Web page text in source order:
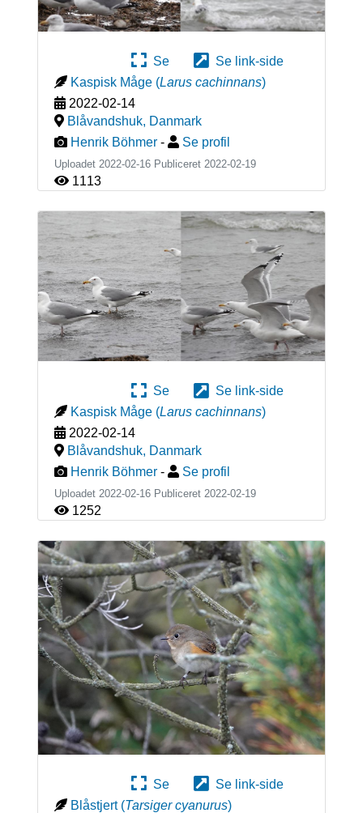
Se
Se link-side
Kaspisk Måge (Larus cachinnans)
2022-02-14
Blåvandshuk, Danmark
Henrik Böhmer - Se profil
Uploadet 2022-02-16 Publiceret 2022-02-19
1113
Se
Se link-side
Kaspisk Måge (Larus cachinnans)
2022-02-14
Blåvandshuk, Danmark
Henrik Böhmer - Se profil
Uploadet 2022-02-16 Publiceret 2022-02-19
1252
Se
Se link-side
Blåstjert (Tarsiger cyanurus)